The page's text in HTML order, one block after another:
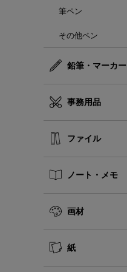
筆ペン
その他ペン
鉛筆・マーカー
事務用品
ファイル
ノート・メモ
画材
紙